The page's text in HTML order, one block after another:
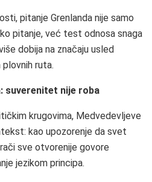
pitanje Grenlanda nije samo
pitanje, već test odnosa snaga
dobija na značaju usled
ruta.
suverenitet nije roba
krugovima, Medvedevljeve
kao upozorenje da svet
sve otvorenije govore
jezikom principa.